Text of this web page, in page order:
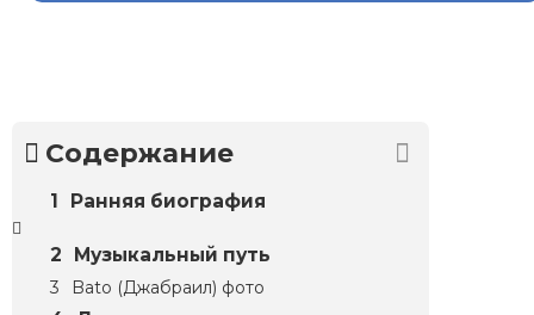
Содержание
Ранняя биография
Музыкальный путь
Bato (Джабраил) фото